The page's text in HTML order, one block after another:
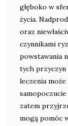
głęboko w
życia.
oraz
czynnikami
powstawania
tych przyczyn
leczenia
zatem
mogą pomóc